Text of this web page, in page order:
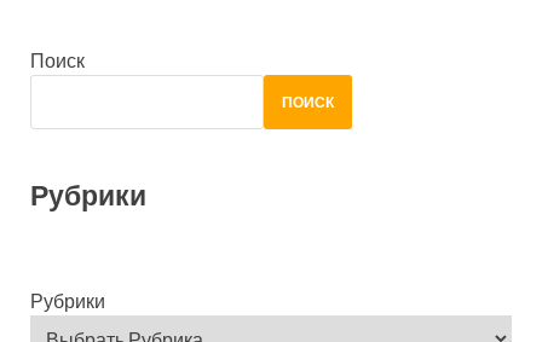
Поиск
ПОИСК
Рубрики
Рубрики